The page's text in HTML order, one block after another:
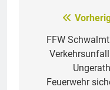
FFW
Feuerwehr